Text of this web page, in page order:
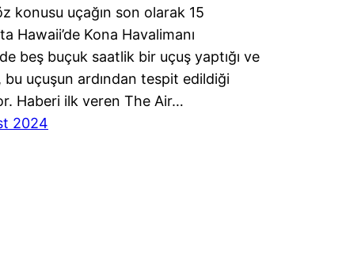
konusu uçağın son olarak 15
Hawaii’de Kona Havalimanı
beş buçuk saatlik bir uçuş yaptığı ve
bu uçuşun ardından tespit edildiği
Haberi ilk veren The Air…
2024